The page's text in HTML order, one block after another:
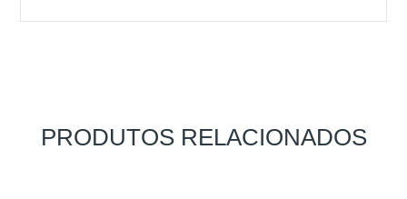
PRODUTOS RELACIONADOS